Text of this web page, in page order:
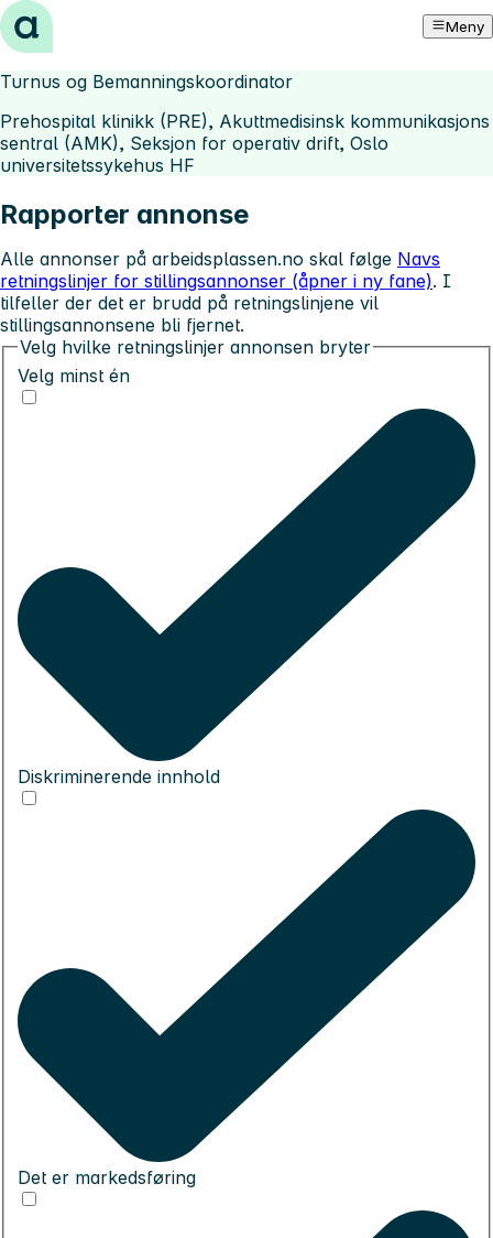
Hopp til innhold Meny
Turnus og Bemanningskoordinator
Prehospital klinikk (PRE), Akuttmedisinsk kommunikasjons
sentral (AMK), Seksjon for operativ drift, Oslo
universitetssykehus HF
Rapporter annonse
Alle annonser på arbeidsplassen.no skal følge Navs
retningslinjer for stillingsannonser (åpner i ny fane). I
tilfeller der det er brudd på retningslinjene vil
stillingsannonsene bli fjernet.
Velg hvilke retningslinjer annonsen bryter
Velg minst én
Diskriminerende innhold
Det er markedsføring